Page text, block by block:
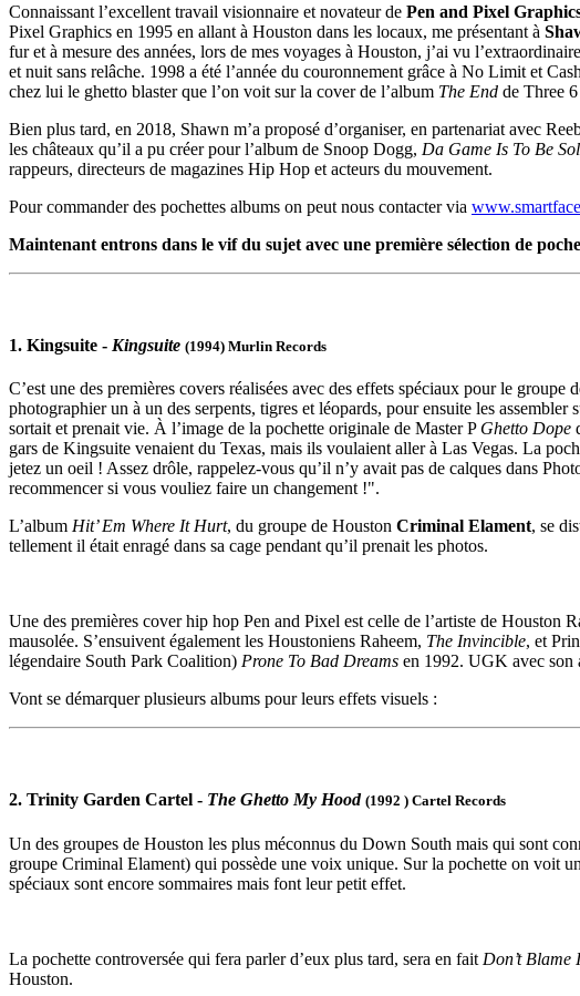
Connaissant l’excellent travail visionnaire et novateur de Pen and Pixel
Pixel Graphics en 1995 en allant à Houston dans les locaux, me présentant à
fur et à mesure des années, lors de mes voyages à Houston, j’ai vu
et nuit sans relâche. 1998 a été l’année du couronnement grâce à No Limit et
chez lui le ghetto blaster que l’on voit sur la cover de l’album The End de Three
Bien plus tard, en 2018, Shawn m’a proposé d’organiser, en partenariat avec
les châteaux qu’il a pu créer pour l’album de Snoop Dogg, Da Game Is To Be
rappeurs, directeurs de magazines Hip Hop et acteurs du mouvement.
Pour commander des pochettes albums on peut nous contacter via
Maintenant entrons dans le vif du sujet avec une première sélection de
1. Kingsuite - Kingsuite (1994) Murlin Records
C’est une des premières covers réalisées avec des effets spéciaux pour le groupe
photographier un à un des serpents, tigres et léopards, pour ensuite les
sortait et prenait vie. À l’image de la pochette originale de Master P Ghetto Dope
gars de Kingsuite venaient du Texas, mais ils voulaient aller à Las Vegas. La
jetez un oeil ! Assez drôle, rappelez-vous qu’il n’y avait pas de calques dans
recommencer si vous vouliez faire un changement !".
L’album Hit’ Em Where It Hurt, du groupe de Houston Criminal Elament, se
tellement il était enragé dans sa cage pendant qu’il prenait les photos.
Une des premières cover hip hop Pen and Pixel est celle de l’artiste de Houston
mausolée. S’ensuivent également les Houstoniens Raheem, The Invincible, et
légendaire South Park Coalition) Prone To Bad Dreams en 1992. UGK avec son
Vont se démarquer plusieurs albums pour leurs effets visuels :
2. Trinity Garden Cartel - The Ghetto My Hood (1992 ) Cartel Records
Un des groupes de Houston les plus méconnus du Down South mais qui sont
groupe Criminal Elament) qui possède une voix unique. Sur la pochette on voit
spéciaux sont encore sommaires mais font leur petit effet.
La pochette controversée qui fera parler d’eux plus tard, sera en fait Don’t
Houston.